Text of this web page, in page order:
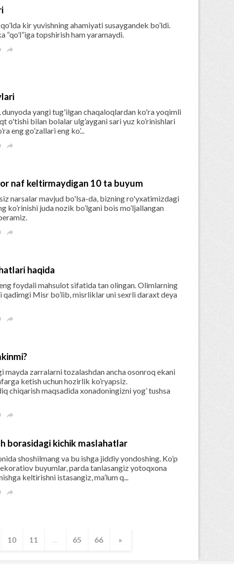
kir yuvishning ahamiyati susaygandek bo’ldi.
topshirish ham yaramaydi.

yangi tug'ilgan chaqaloqlardan ko'ra yoqimli
o'tishi bilan bolalar ulg’aygani sari yuz ko’rinishlari
eng go’zallari eng ko’...

naf keltirmaydigan 10 ta buyum
narsalar mavjud bo'lsa-da, bizning ro'yxatimizdagi
ko’rinishi juda nozik bo’lgani bois mo’ljallangan

haqida
foydali mahsulot sifatida tan olingan. Olimlarning
Misr bo’lib, misrliklar uni sexrli daraxt deya

mayda zarralarni tozalashdan ancha osonroq ekani
ketish uchun hozirlik ko’ryapsiz.
chiqarish maqsadida xonadoningizni yog’ tushsa

borasidagi kichik maslahatlar
shoshilmang va bu ishga jiddiy yondoshing. Ko’p
buyumlar, parda tanlasangiz yotoqxona
keltirishni istasangiz, ma’lum q...

10 11 65 66 »